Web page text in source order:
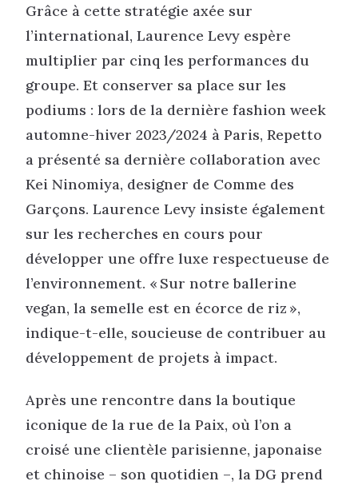
Grâce à cette stratégie axée sur
l’international, Laurence Levy espère
multiplier par cinq les performances du
groupe. Et conserver sa place sur les
podiums : lors de la dernière fashion week
automne-hiver 2023/2024 à Paris, Repetto
a présenté sa dernière collaboration avec
Kei Ninomiya, designer de Comme des
Garçons. Laurence Levy insiste également
sur les recherches en cours pour
développer une offre luxe respectueuse de
l’environnement. « Sur notre ballerine
vegan, la semelle est en écorce de riz »,
indique-t-elle, soucieuse de contribuer au
développement de projets à impact.
Après une rencontre dans la boutique
iconique de la rue de la Paix, où l’on a
croisé une clientèle parisienne, japonaise
et chinoise – son quotidien –, la DG prend